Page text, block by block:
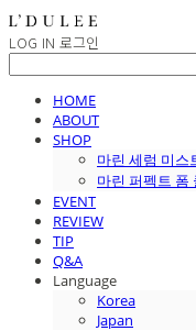
LOG IN 로그인
HOME
ABOUT
SHOP
마린 세럼 미스
마린 퍼펙트 폼
EVENT
REVIEW
TIP
Q&A
Language
Korea
Japan